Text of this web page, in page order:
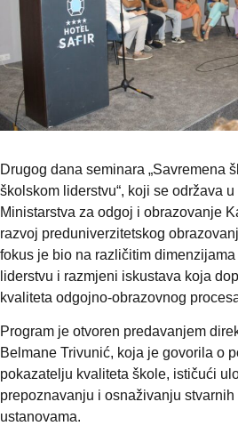
Drugog dana seminara „Savremena
školskom liderstvu“, koji se održava
Ministarstva za odgoj i obrazovanje
razvoj preduniverzitetskog
fokus je bio na različitim
liderstvu i razmjeni iskustava koja
kvaliteta odgojno-obrazovnog
Program je otvoren predavanjem
Belmane Trivunić, koja je govorila o
pokazatelju kvaliteta škole, ističući
prepoznavanju i osnaživanju
ustanovama.